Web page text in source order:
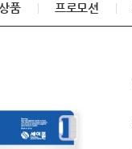
품 프로모션